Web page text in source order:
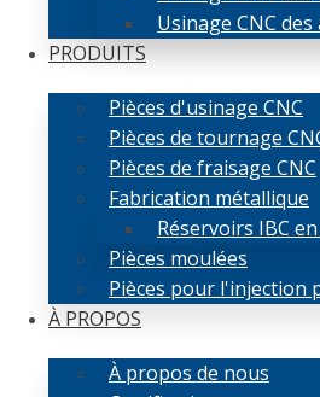
Usinage CNC des
PRODUITS
Pièces d'usinage CNC
Pièces de tournage
Pièces de fraisage CNC
Fabrication métallique
Réservoirs IBC
Pièces moulées
Pièces pour l'injection
À PROPOS
À propos de nous